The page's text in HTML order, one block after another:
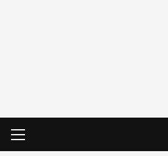
Menu